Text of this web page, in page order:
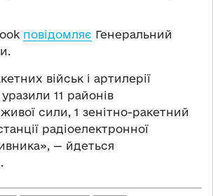
повідомляє Генеральний
військ і артилерії
11 районів
сили, 1 зенітно-ракетний
радіоелектронної
— йдеться